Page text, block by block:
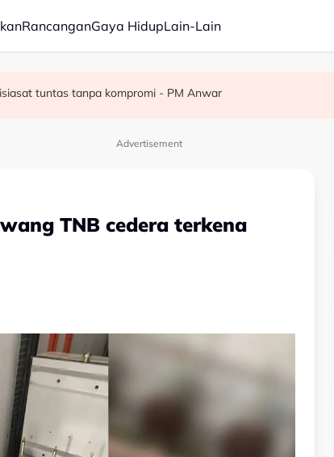
RancanganGaya HidupLain-Lain
di Sarawak
gaji - Abang Johari
tuntas tanpa kompromi - PM Anwar
Advertisement
TNB cedera terkena